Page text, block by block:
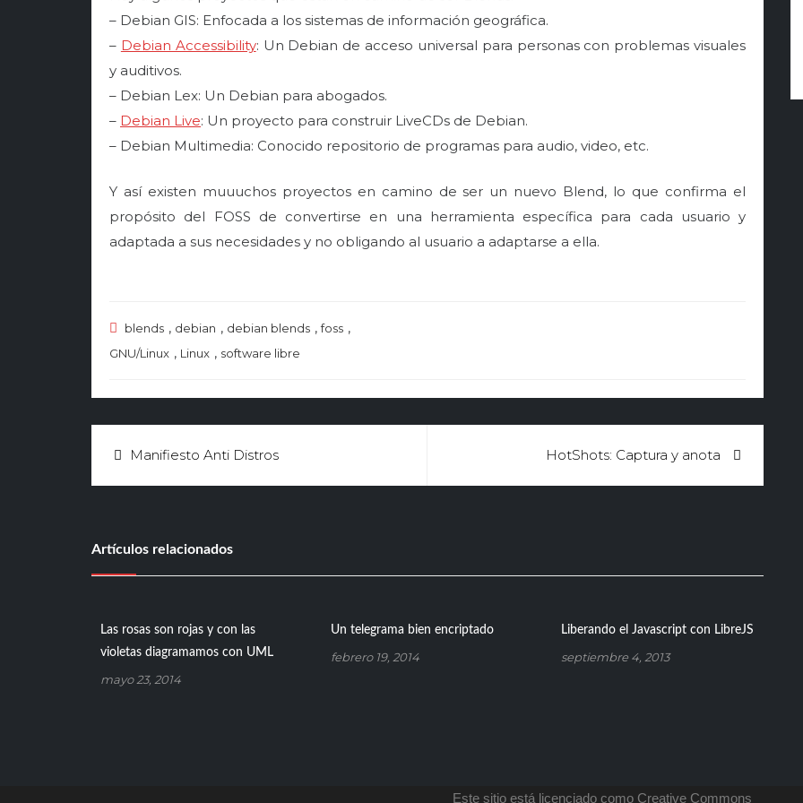
– Debian GIS: Enfocada a los sistemas de información geográfica.
– Debian Accessibility: Un Debian de acceso universal para personas con problemas visuales
y auditivos.
– Debian Lex: Un Debian para abogados.
– Debian Live: Un proyecto para construir LiveCDs de Debian.
– Debian Multimedia: Conocido repositorio de programas para audio, video, etc.
Y así existen muuuchos proyectos en camino de ser un nuevo Blend, lo que confirma el
propósito del FOSS de convertirse en una herramienta específica para cada usuario y
adaptada a sus necesidades y no obligando al usuario a adaptarse a ella.
blends , debian , debian blends ,foss ,
GNU/Linux , Linux , software libre
Manifiesto Anti Distros HotShots: Captura y anota
Artículos relacionados
Las rosas son rojas y con las
violetas diagramamos con UML
mayo 23, 2014
Un telegrama bien encriptado
febrero 19, 2014
Liberando el Javascript con LibreJS
septiembre 4, 2013
Este sitio está licenciado como Creative Commons